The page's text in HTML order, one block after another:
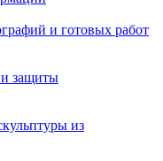
и готовых работ
защиты
из